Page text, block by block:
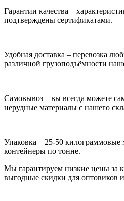
Гарантии качества –
подтверждены сертификатами.
Удобная доставка – перевозка
различной грузоподъёмности
Самовывоз – вы всегда можете
нерудные материалы с нашего
Упаковка – 25-50
контейнеры по тонне.
Мы гарантируем низкие цены за
выгодные скидки для оптовиков